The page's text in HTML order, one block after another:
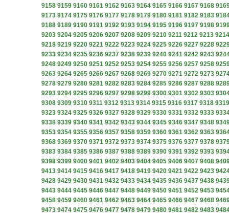
9158 9159 9160 9161 9162 9163 9164 9165 9166 9167 9168
9173 9174 9175 9176 9177 9178 9179 9180 9181 9182 9183
9188 9189 9190 9191 9192 9193 9194 9195 9196 9197 9198
9203 9204 9205 9206 9207 9208 9209 9210 9211 9212 9213 9214
9218 9219 9220 9221 9222 9223 9224 9225 9226 9227 9228
9233 9234 9235 9236 9237 9238 9239 9240 9241 9242 9243
9248 9249 9250 9251 9252 9253 9254 9255 9256 9257 9258
9263 9264 9265 9266 9267 9268 9269 9270 9271 9272 9273
9278 9279 9280 9281 9282 9283 9284 9285 9286 9287 9288
9293 9294 9295 9296 9297 9298 9299 9300 9301 9302 9303
9308 9309 9310 9311 9312 9313 9314 9315 9316 9317 9318 9319
9323 9324 9325 9326 9327 9328 9329 9330 9331 9332 9333
9338 9339 9340 9341 9342 9343 9344 9345 9346 9347 9348
9353 9354 9355 9356 9357 9358 9359 9360 9361 9362 9363
9368 9369 9370 9371 9372 9373 9374 9375 9376 9377 9378
9383 9384 9385 9386 9387 9388 9389 9390 9391 9392 9393
9398 9399 9400 9401 9402 9403 9404 9405 9406 9407 9408
9413 9414 9415 9416 9417 9418 9419 9420 9421 9422 9423
9428 9429 9430 9431 9432 9433 9434 9435 9436 9437 9438
9443 9444 9445 9446 9447 9448 9449 9450 9451 9452 9453
9458 9459 9460 9461 9462 9463 9464 9465 9466 9467 9468
9473 9474 9475 9476 9477 9478 9479 9480 9481 9482 9483